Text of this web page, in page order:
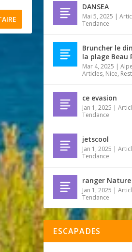
DANSEA
Mai 5, 2025 |
Tendance
Bruncher le
la plage Beau
Mar 4, 2025 |
Articles, Nice,
ce evasion
Jan 1, 2025 |
Tendance
jetscool
Jan 1, 2025 |
Tendance
ranger Nature
Jan 1, 2025 |
Tendance
ESCAPADES